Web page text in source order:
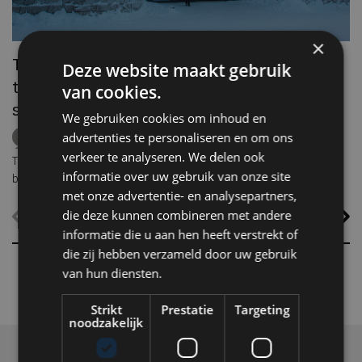
Te heet? In Zweeds Lapland slaap je ook
tijdens een hittegolf gewoon tussen ijs en
sneeuw
ICEHOTEL Zweden Lapland
middernachtzon
summer travel
Arctische reizen
Terwijl grote delen van Europa zuchten onder hoge temperaturen,
biedt ICEHOTEL in het Zweedse Jukkasjärvi een verrassend
alternatief. DankzijICEHOTEL 365blijft het iconische ijshotel het
hele jaar geopend, waardoor gasten zelfs midden in de zomer
kunnen overnachten in met de hand uit ijs vervaardigde Art Suites.
×
Deze website maakt gebruik
van cookies.
We gebruiken cookies om inhoud en
advertenties te personaliseren en om ons
verkeer te analyseren. We delen ook
informatie over uw gebruik van onze site
met onze advertentie- en analysepartners,
die deze kunnen combineren met andere
informatie die u aan hen heeft verstrekt of
die zij hebben verzameld door uw gebruik
van hun diensten.
Strikt
noodzakelijk
Prestatie Targeting